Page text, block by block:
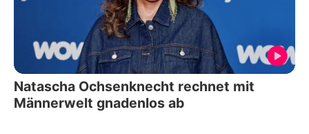
Natascha Ochsenknecht rechnet mit
Männerwelt gnadenlos ab